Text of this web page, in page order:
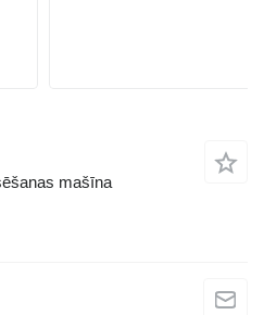
mašīna